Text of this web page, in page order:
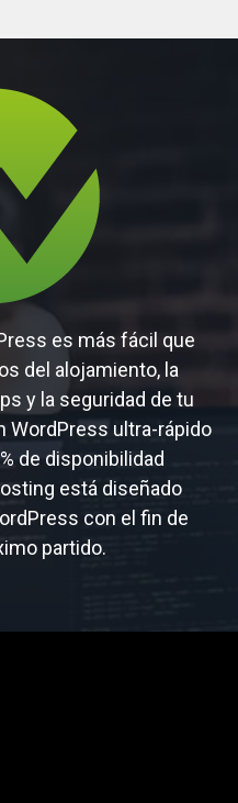
es más fácil que
del alojamiento, la
y la seguridad de tu
WordPress ultra-rápido
de disponibilidad
está diseñado
con el fin de
partido.